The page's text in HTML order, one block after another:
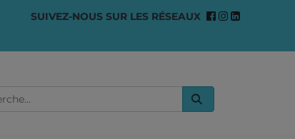
SUIVEZ-NOUS SUR LES RÉSEAUX